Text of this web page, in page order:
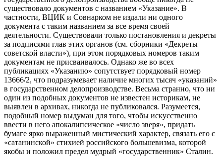
существовало документов с названием «Указание». В
частности, ВЦИК и Совнарком не издали ни одного
документа с таким названием за все время своей
деятельности. Существовали только постановления и декреты
за подписями глав этих органов (см. сборники «Декреты
советской власти»), при этом порядковых номеров таким
документам не присваивалось. Однако же во всех
публикациях «Указанию» сопутствует порядковый номер
13666/2, что подразумевает наличие многих тысяч «указаний»
в государственном делопроизводстве. Весьма странно, что ни
один из подобных документов не известен историкам, не
выявлен в архивах, никогда не публиковался. Разумеется,
подобный номер выдуман для того, чтобы искусственно
ввести в него апокалипсическое «число зверя», придать
бумаге ярко выраженный мистический характер, связать его с
«сатанинской» стихией российского большевизма, которой
якобы и положил предел мудрый «государственник» Сталин.